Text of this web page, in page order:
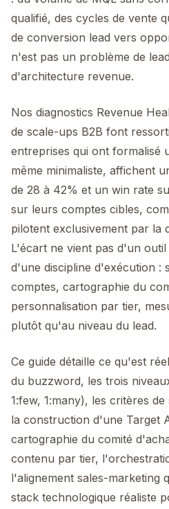
qualifié, des cycles de vente
de conversion lead vers
n'est pas un problème de
d'architecture revenue.
Nos diagnostics Revenue
de scale-ups B2B font
entreprises qui ont formalisé
même minimaliste, affichent
de 28 à 42% et un win rate
sur leurs comptes cibles,
pilotent exclusivement par la
L'écart ne vient pas d'un
d'une discipline d'exécution :
comptes, cartographie du
personnalisation par tier,
plutôt qu'au niveau du lead.
Ce guide détaille ce qu'est
du buzzword, les trois
1:few, 1:many), les critères
la construction d'une Target
cartographie du comité
contenu par tier,
l'alignement sales-marketing
stack technologique réaliste